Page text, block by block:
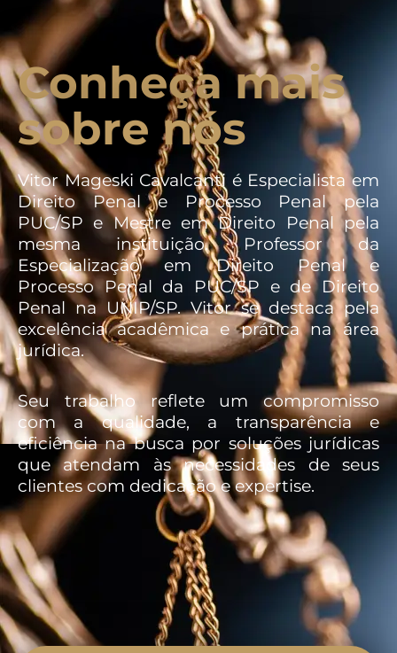
Conheça mais
sobre nós
Vitor Mageski Cavalcanti é Especialista em
Direito Penal e Processo Penal pela
PUC/SP e Mestre em Direito Penal pela
mesma instituição. Professor da
Especialização em Direito Penal e
Processo Penal da PUC/SP e de Direito
Penal na UNIP/SP. Vitor se destaca pela
excelência acadêmica e prática na área
jurídica.
Seu trabalho reflete um compromisso
com a qualidade, a transparência e
eficiência na busca por soluções jurídicas
que atendam às necessidades de seus
clientes com dedicação e expertise.